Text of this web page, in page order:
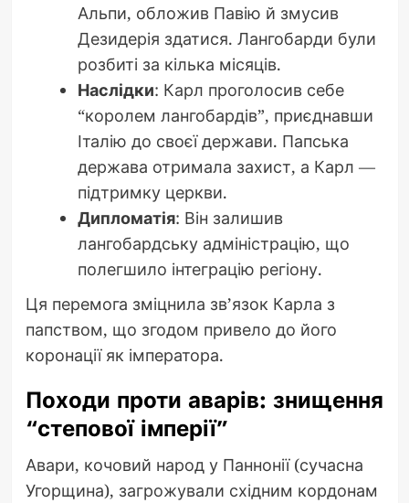
Альпи, обложив Павію й змусив
Дезидерія здатися. Лангобарди були
розбиті за кілька місяців.
Наслідки: Карл проголосив себе
“королем лангобардів”, приєднавши
Італію до своєї держави. Папська
держава отримала захист, а Карл —
підтримку церкви.
Дипломатія: Він залишив
лангобардську адміністрацію, що
полегшило інтеграцію регіону.
Ця перемога зміцнила зв’язок Карла з
папством, що згодом привело до його
коронації як імператора.
Походи проти аварів: знищення
“степової імперії”
Авари, кочовий народ у Паннонії (сучасна
Угорщина), загрожували східним кордонам